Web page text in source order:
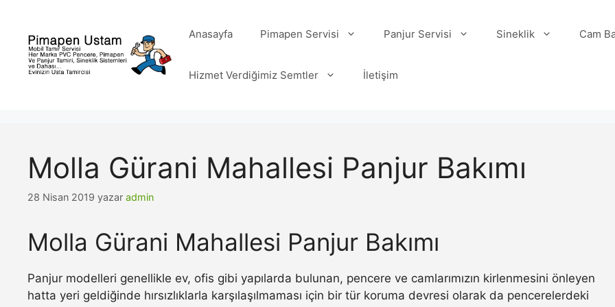
Anasayfa Pimapen Servisi Panjur Servisi Sineklik Cam
Hizmet Verdiğimiz Semtler İletişim
Molla Gürani Mahallesi Panjur Bakımı
28 Nisan 2019 yazar admin
Molla Gürani Mahallesi Panjur Bakımı
Panjur modelleri genellikle ev, ofis gibi yapılarda bulunan, pencere ve camlarımızın kirlenmesini önleyen
hatta yeri geldiğinde hırsızlıklarla karşılaşılmaması için bir tür koruma devresi olarak da pencerelerdeki